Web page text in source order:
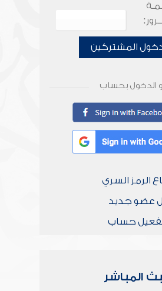
المشتركين
أو الدخول بحساب
الرمز السري
عضو جديد
تفعيل حساب
المباشر